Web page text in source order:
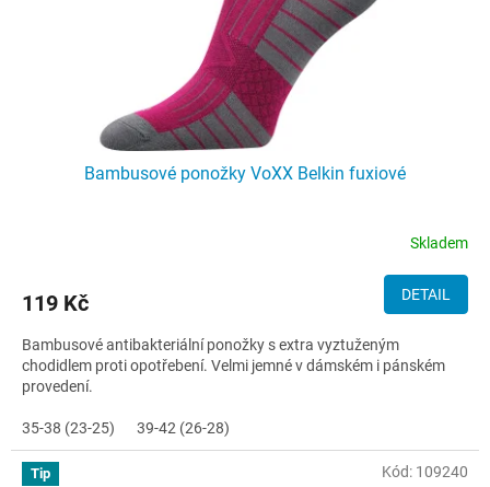
Bambusové ponožky VoXX Belkin fuxiové
Skladem
119 Kč DETAIL
Bambusové antibakteriální ponožky s extra vyztuženým
chodidlem proti opotřebení. Velmi jemné v dámském i pánském
provedení.
35-38 (23-25) 39-42 (26-28)
Tip Kód: 109240